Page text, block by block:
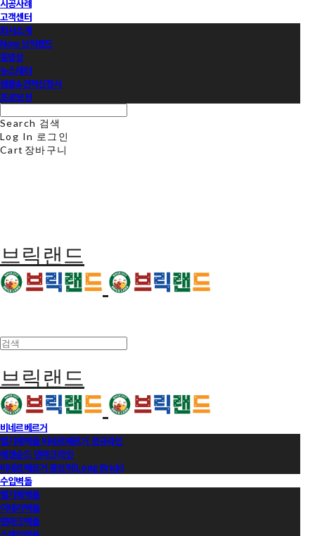
시공사례
고객센터
회사소개
Now 브릭랜드
동영상
뉴스레터
샘플&견적신청서
프로모션
Search 검색
Log In 로그인
Cart 장바구니
브릭랜드
브릭랜드
비네르베르거
벨기에벽돌 비네르베르거 정규라인
에겐순드 덴마크라인
비네르베르거 롱브릭(Long Brick)
수입벽돌
벨기에벽돌
이태리벽돌
덴마크벽돌